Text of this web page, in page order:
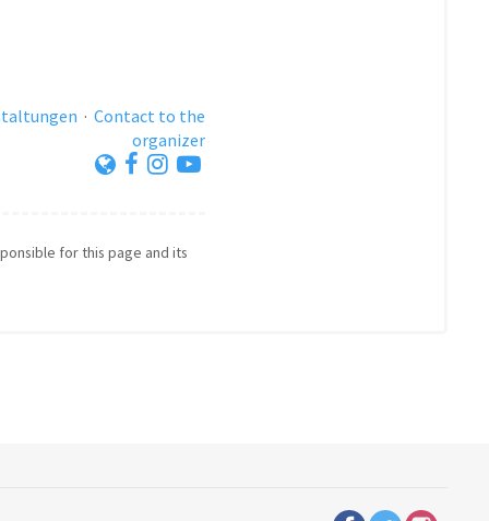
· Contact to the
organizer
for this page and its